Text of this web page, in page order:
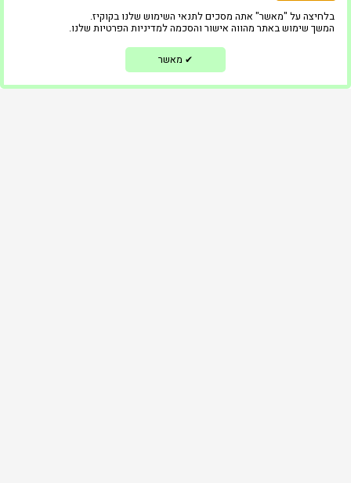
ממליצים
הצהרת נגישות
בלחיצה על "מאשר" אתה מסכים לתנאי השימוש שלנו בקוקיז.
המשך שימוש באתר מהווה אישור והסכמה למדיניות הפרטיות שלנו.
✔ מאשר